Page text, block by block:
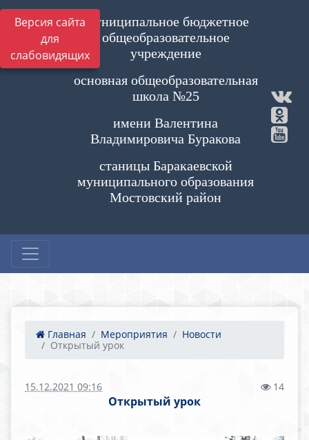
Версия сайта
для
слабовидящих
Муниципальное бюджетное
общеобразовательное
учреждение
основная общеобразовательная
школа №25
имени Валентина
Владимировича Буракова
станицы Баракаевской
муниципального образования
Мостовский район
Главная Мероприятия
Новости
Открытый урок
15.12.2021 09:16 14
Открытый урок